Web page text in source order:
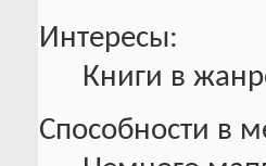
Интересы:
Книги в
Способности в